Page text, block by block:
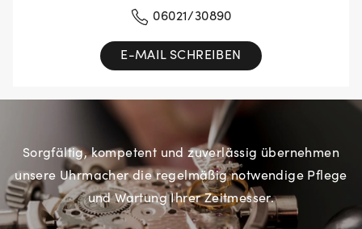
06021/30890
E-MAIL SCHREIBEN
Sorgfältig, kompetent und zuverlässig übernehmen
unsere Uhrmacher die regelmäßig notwendige Pflege
und Wartung Ihrer Zeitmesser.